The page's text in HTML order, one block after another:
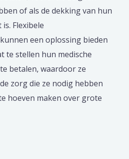
of als de dekking van hun
Flexibele
een oplossing bieden
te stellen hun medische
betalen, waardoor ze
zorg die ze nodig hebben
hoeven maken over grote